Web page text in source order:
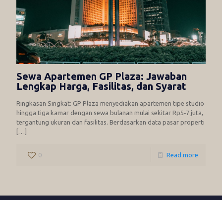
Sewa Apartemen GP Plaza: Jawaban
Lengkap Harga, Fasilitas, dan Syarat
Ringkasan Singkat: GP Plaza menyediakan apartemen tipe studio
hingga tiga kamar dengan sewa bulanan mulai sekitar Rp5‑7 juta,
tergantung ukuran dan fasilitas. Berdasarkan data pasar properti
[…]
0 Read more